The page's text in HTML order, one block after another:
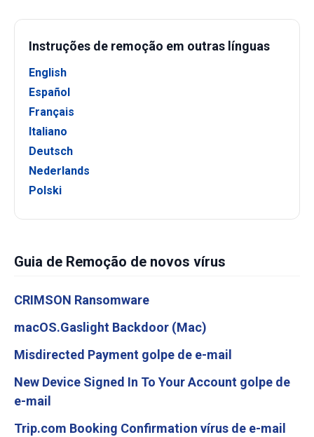
Instruções de remoção em outras línguas
English
Español
Français
Italiano
Deutsch
Nederlands
Polski
Guia de Remoção de novos vírus
CRIMSON Ransomware
macOS.Gaslight Backdoor (Mac)
Misdirected Payment golpe de e-mail
New Device Signed In To Your Account golpe de
e-mail
Trip.com Booking Confirmation vírus de e-mail